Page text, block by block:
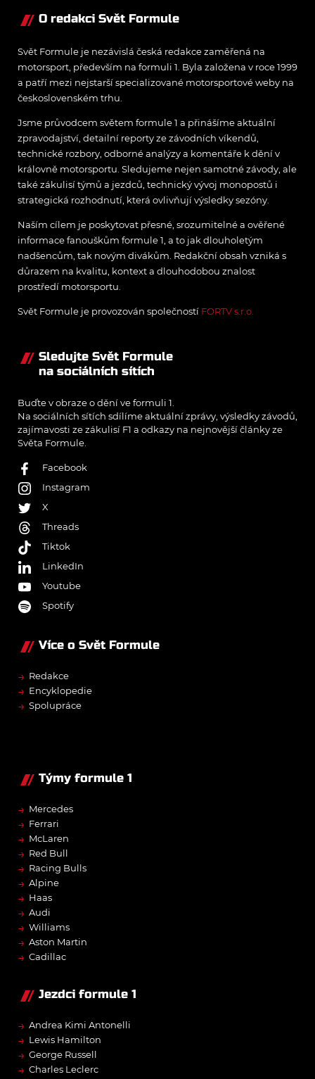
O redakci Svět Formule
Svět Formule je nezávislá česká redakce zaměřená na
motorsport, především na formuli 1. Byla založena v roce 1999
a patří mezi nejstarší specializované motorsportové weby na
československém trhu.
Jsme průvodcem světem formule 1 a přinášíme aktuální
zpravodajství, detailní reporty ze závodních víkendů,
technické rozbory, odborné analýzy a komentáře k dění v
královně motorsportu. Sledujeme nejen samotné závody, ale
také zákulisí týmů a jezdců, technický vývoj monopostů i
strategická rozhodnutí, která ovlivňují výsledky sezóny.
Naším cílem je poskytovat přesné, srozumitelné a ověřené
informace fanouškům formule 1, a to jak dlouholetým
nadšencům, tak novým divákům. Redakční obsah vzniká s
důrazem na kvalitu, kontext a dlouhodobou znalost
prostředí motorsportu.
Svět Formule je provozován společností FORTV s.r.o.
Sledujte Svět Formule
na sociálních sítích
Buďte v obraze o dění ve formuli 1.
Na sociálních sítích sdílíme aktuální zprávy, výsledky závodů,
zajímavosti ze zákulisí F1 a odkazy na nejnovější články ze
Světa Formule.
Facebook
Instagram
X
Threads
Tiktok
LinkedIn
Youtube
Spotify
Více o Svět Formule
→ Redakce
→ Encyklopedie
→ Spolupráce
Týmy formule 1
→ Mercedes
→ Ferrari
→ McLaren
→ Red Bull
→ Racing Bulls
→ Alpine
→ Haas
→ Audi
→ Williams
→ Aston Martin
→ Cadillac
Jezdci formule 1
→ Andrea Kimi Antonelli
→ Lewis Hamilton
→ George Russell
→ Charles Leclerc